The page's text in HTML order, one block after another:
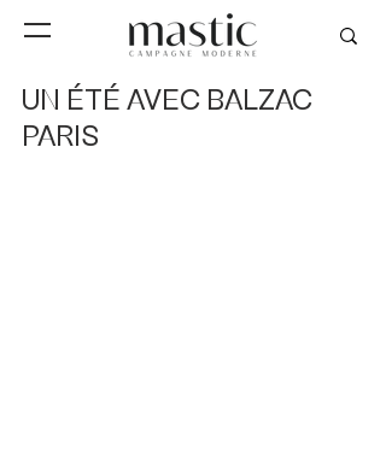
UN ÉTÉ AVEC BALZAC
PARIS